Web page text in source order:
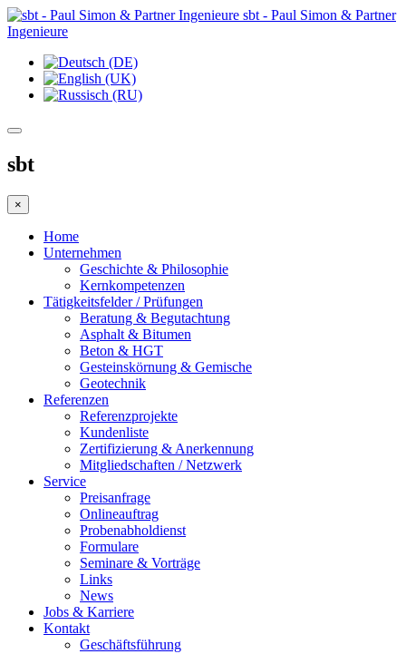
sbt - Paul Simon & Partner
Ingenieure
sbt
×
Home
Unternehmen
Geschichte & Philosophie
Kernkompetenzen
Tätigkeitsfelder / Prüfungen
Beratung & Begutachtung
Asphalt & Bitumen
Beton & HGT
Gesteinskörnung & Gemische
Geotechnik
Referenzen
Referenzprojekte
Kundenliste
Zertifizierung & Anerkennung
Mitgliedschaften / Netzwerk
Service
Preisanfrage
Onlineauftrag
Probenabholdienst
Formulare
Seminare & Vorträge
Links
News
Jobs & Karriere
Kontakt
Geschäftsführung